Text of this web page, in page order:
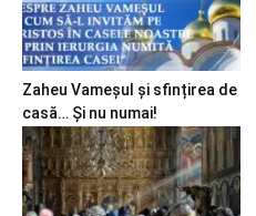
Zaheu Vameșul și sfințirea de
casă… Și nu numai!